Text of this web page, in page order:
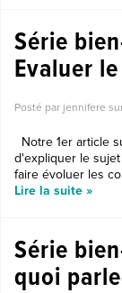
Série
Evaluer
Posté par jennifere
Notre 1er article
d'expliquer le
faire évoluer les
Lire la suite »
Série
quoi